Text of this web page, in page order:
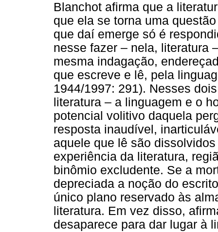
Blanchot afirma que a
que ela se torna uma
que daí emerge só é
nesse fazer – nela, literatura
mesma indagação,
que escreve e lê, pela
1944/1997: 291). Nesses
literatura – a linguagem e o
potencial volitivo daquela
resposta inaudível,
aquele que lê são
experiência da literatura,
binômio excludente. Se a
depreciada a noção do
único plano reservado às
literatura. Em vez disso,
desaparece para dar lugar à